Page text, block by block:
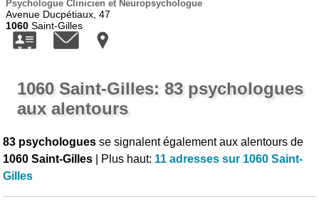
Psychologue Clinicien et Neuropsychologue
Avenue Ducpétiaux, 47
1060 Saint-Gilles
1060 Saint-Gilles: 83 psychologues
aux alentours
83 psychologues se signalent également aux alentours de
1060 Saint-Gilles | Plus haut: 11 adresses sur 1060 Saint-
Gilles